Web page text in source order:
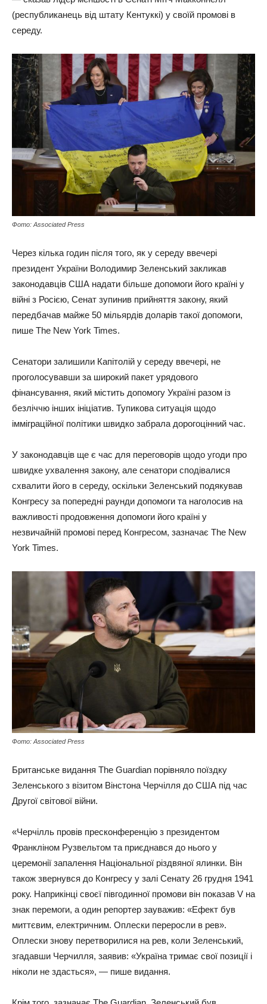
(республиканець від штату Кентуккі) у своїй промові в
середу.
Фото: Associated Press
Через кілька годин після того, як у середу ввечері
президент України Володимир Зеленський закликав
законодавців США надати більше допомоги його країні у
війні з Росією, Сенат зупинив прийняття закону, який
передбачав майже 50 мільярдів доларів такої допомоги,
пише The New York Times.
Сенатори залишили Капітолій у середу ввечері, не
проголосувавши за широкий пакет урядового
фінансування, який містить допомогу Україні разом із
безліччю інших ініціатив. Тупикова ситуація щодо
імміграційної політики швидко забрала дорогоцінний час.
У законодавців ще є час для переговорів щодо угоди про
швидке ухвалення закону, але сенатори сподівалися
схвалити його в середу, оскільки Зеленський подякував
Конгресу за попередні раунди допомоги та наголосив на
важливості продовження допомоги його країні у
незвичайній промові перед Конгресом, зазначає The New
York Times.
Фото: Associated Press
Британське видання The Guardian порівняло поїздку
Зеленського з візитом Вінстона Черчілля до США під час
Другої світової війни.
«Черчілль провів пресконференцію з президентом
Франкліном Рузвельтом та приєднався до нього у
церемонії запалення Національної різдвяної ялинки. Він
також звернувся до Конгресу у залі Сенату 26 грудня 1941
року. Наприкінці своєї півгодинної промови він показав V на
знак перемоги, а один репортер зауважив: «Ефект був
миттєвим, електричним. Оплески переросли в рев».
Оплески знову перетворилися на рев, коли Зеленський,
згадавши Черчилля, заявив: «Україна тримає свої позиції і
ніколи не здасться», — пише видання.